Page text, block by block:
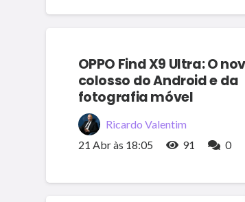
OPPO Find X9 Ultra: O
colosso do Android e da
fotografia móvel
Ricardo Valentim
21 Abr às 18:05
91 0